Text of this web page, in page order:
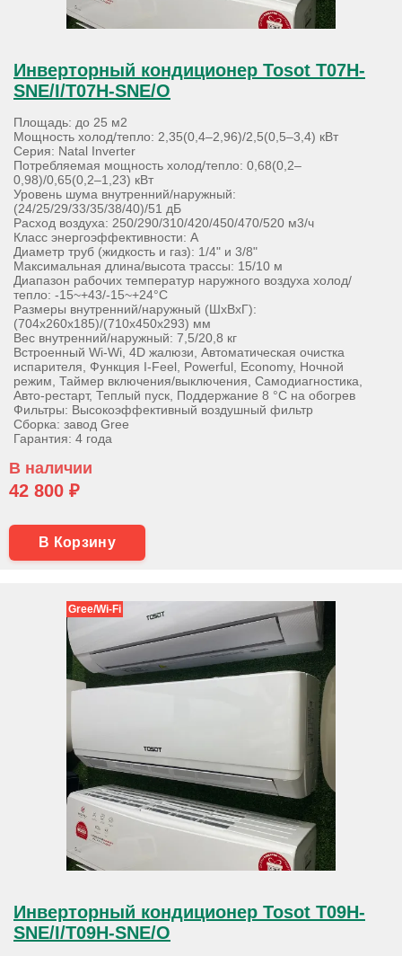
Инверторный кондиционер Tosot T07H-
SNE/I/T07H-SNE/O
Площадь: до 25 м2
Мощность холод/тепло: 2,35(0,4–2,96)/2,5(0,5–3,4) кВт
Серия: Natal Inverter
Потребляемая мощность холод/тепло: 0,68(0,2–
0,98)/0,65(0,2–1,23) кВт
Уровень шума внутренний/наружный:
(24/25/29/33/35/38/40)/51 дБ
Расход воздуха: 250/290/310/420/450/470/520 м3/ч
Класс энергоэффективности: А
Диаметр труб (жидкость и газ): 1/4" и 3/8"
Максимальная длина/высота трассы: 15/10 м
Диапазон рабочих температур наружного воздуха холод/
тепло: -15~+43/-15~+24°С
Размеры внутренний/наружный (ШхВхГ):
(704х260х185)/(710х450х293) мм
Вес внутренний/наружный: 7,5/20,8 кг
Встроенный Wi-Wi, 4D жалюзи, Автоматическая очистка
испарителя, Функция I-Feel, Powerful, Economy, Ночной
режим, Таймер включения/выключения, Самодиагностика,
Авто-рестарт, Теплый пуск, Поддержание 8 °С на обогрев
Фильтры: Высокоэффективный воздушный фильтр
Сборка: завод Gree
Гарантия: 4 года
В наличии
42 800 ₽
В Корзину
Gree/Wi-Fi
Инверторный кондиционер Tosot T09H-
SNE/I/T09H-SNE/O